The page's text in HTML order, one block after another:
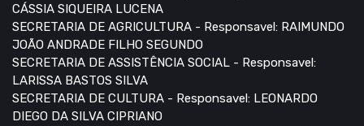
CÁSSIA SIQUEIRA LUCENA
SECRETARIA DE AGRICULTURA - Responsavel: RAIMUNDO
JOÃO ANDRADE FILHO SEGUNDO
SECRETARIA DE ASSISTÊNCIA SOCIAL - Responsavel:
LARISSA BASTOS SILVA
SECRETARIA DE CULTURA - Responsavel: LEONARDO
DIEGO DA SILVA CIPRIANO